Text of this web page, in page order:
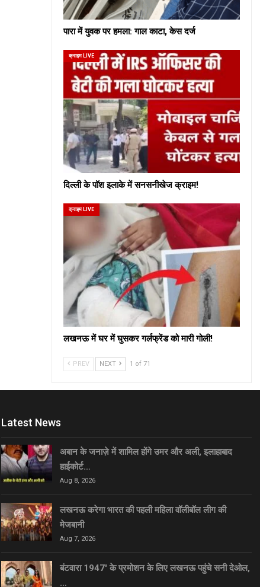
पारा में युवक पर हमला: गाल काटा, केस दर्ज
क्राइम LIVE
दिल्ली के पॉश इलाके में सनसनीखेज क्राइम!
क्राइम LIVE
लखनऊ में घर में घुसकर गर्लफ्रेंड को मारी गोली!
PREV NEXT 1 of 71
Latest News
अबान के जनाज़े में शामिल होंगे उमर और अली, इलाहाबाद
हाईकोर्ट…
Aug 8, 2026
लखनऊ करेगा भारत की पहली महिला वॉलीबॉल लीग की
मेजबानी
Aug 7, 2026
बंटवारा 1947′ के प्रमोशन के लिए लखनऊ पहुंचे सनी देओल,
…